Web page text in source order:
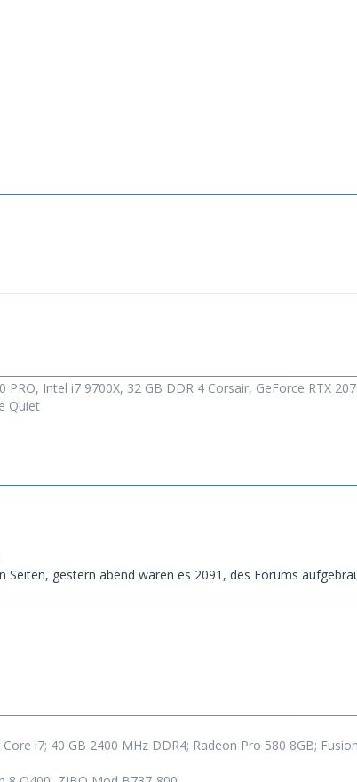
PRO, Intel i7 9700X, 32 GB DDR 4 Corsair, GeForce RTX
Quiet
Seiten, gestern abend waren es 2091, des Forums
i7; 40 GB 2400 MHz DDR4; Radeon Pro 580 8GB;